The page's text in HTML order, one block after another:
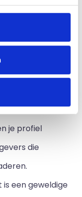
het helpt
van jezelf te
in met de juiste
bent naar
zullen relevante
je profiel
die
is een geweldige